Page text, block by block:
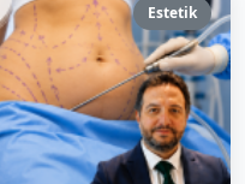
Estetik